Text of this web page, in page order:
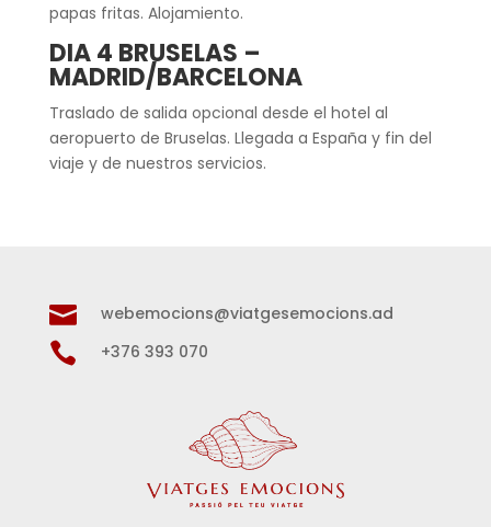
papas fritas. Alojamiento.
DIA 4 BRUSELAS –
MADRID/BARCELONA
Traslado de salida opcional desde el hotel al
aeropuerto de Bruselas. Llegada a España y fin del
viaje y de nuestros servicios.
 webemocions@viatgesemocions.ad
 +376 393 070